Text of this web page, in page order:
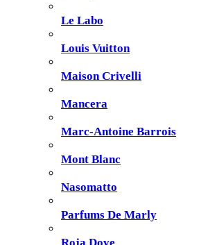
Le Labo
Louis Vuitton
Maison Crivelli
Mancera
Marc-Antoine Barrois
Mont Blanc
Nasomatto
Parfums De Marly